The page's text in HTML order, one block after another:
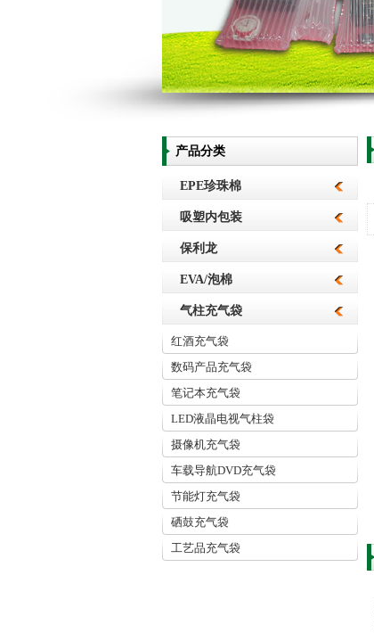
产品分类
EPE珍珠棉
吸塑内包装
保利龙
EVA/泡棉
气柱充气袋
红酒充气袋
数码产品充气袋
笔记本充气袋
LED液晶电视气柱袋
摄像机充气袋
车载导航DVD充气袋
节能灯充气袋
硒鼓充气袋
工艺品充气袋